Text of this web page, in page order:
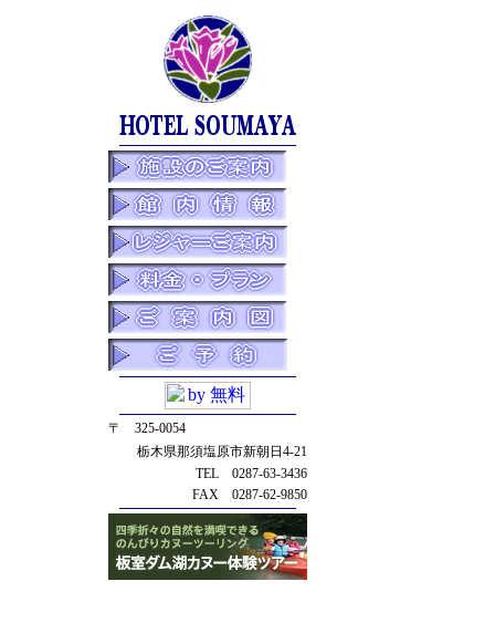
〒 325-0054
栃木県那須塩原市新朝日4-21
TEL 0287-63-3436
FAX 0287-62-9850